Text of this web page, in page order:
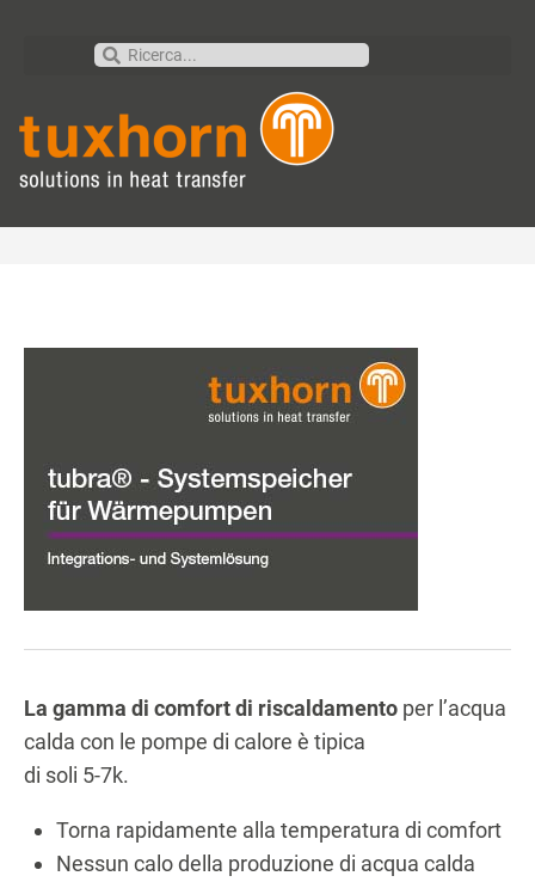
La gamma di comfort di riscaldamento per l’acqua
calda con le pompe di calore è tipica
di soli 5-7k.
Torna rapidamente alla temperatura di comfort
Nessun calo della produzione di acqua calda